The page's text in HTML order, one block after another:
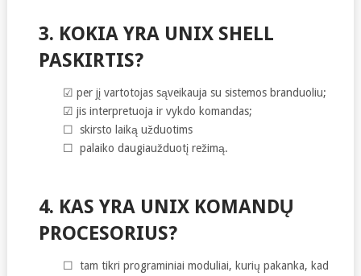
3. KOKIA YRA UNIX SHELL
PASKIRTIS?
☑ per jį vartotojas sąveikauja su sistemos branduoliu;
☑ jis interpretuoja ir vykdo komandas;
☐ skirsto laiką užduotims
☐ palaiko daugiaužduotį režimą.
4. KAS YRA UNIX KOMANDŲ
PROCESORIUS?
☐ tam tikri programiniai moduliai, kurių pakanka, kad